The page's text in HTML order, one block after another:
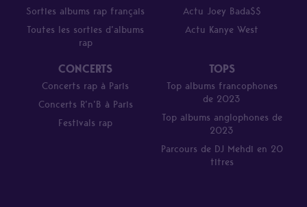
Sorties albums rap français
Toutes les sorties d’albums
rap
Actu Joey Bada$$
Actu Kanye West
CONCERTS
Concerts rap à Paris
Concerts R’n’B à Paris
Festivals rap
TOPS
Top albums francophones
de 2023
Top albums anglophones de
2023
Parcours de DJ Mehdi en 20
titres